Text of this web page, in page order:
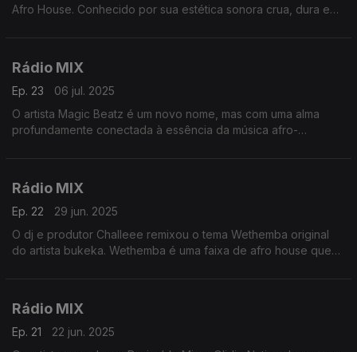
Afro House. Conhecido por sua estética sonora crua, dura e
Rádio MIX
Ep. 23
06 jul. 2025
O artista Magic Beatz é um novo nome, mas com uma alma
profundamente conectada à essência da música afro-
Rádio MIX
Ep. 22
29 jun. 2025
O dj e produtor Challeee remixou o tema Wethemba original
do artista bukeka. Wethemba é uma faixa de afro house que
Rádio MIX
Ep. 21
22 jun. 2025